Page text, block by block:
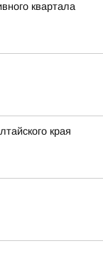
квартала
края